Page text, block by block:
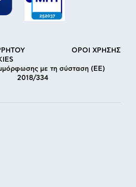
ΟΡΟΙ ΧΡΗΣΗΣ
με τη σύσταση (ΕΕ)
2018/334